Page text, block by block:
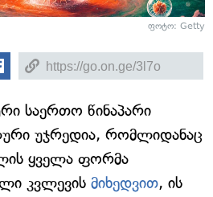
ფოტო: Getty
საერთო წინაპარი
უჯრედია, რომლიდანაც
ყველა ფორმა
კვლევის მიხედვით, ის